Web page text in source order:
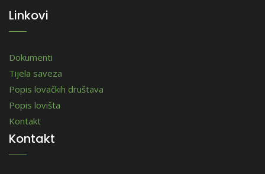
Linkovi
Dokumenti
Tijela saveza
Popis lovačkih društava
Popis lovišta
Kontakt
Kontakt